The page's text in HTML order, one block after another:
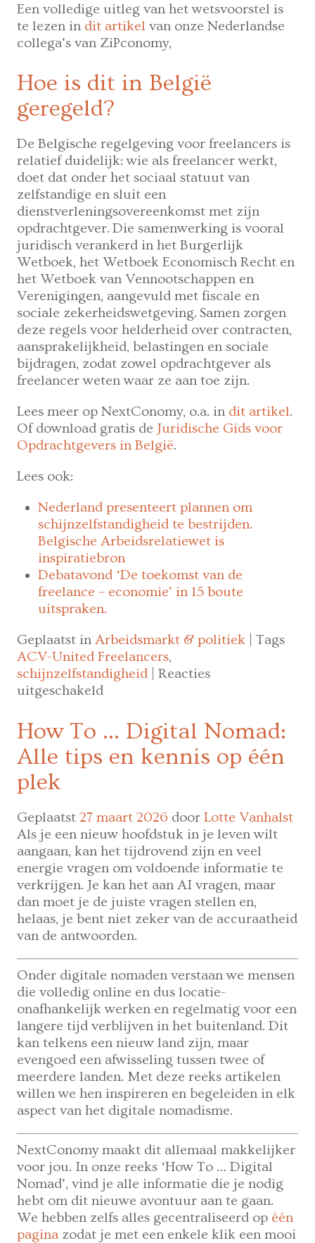
Een volledige uitleg van het wetsvoorstel is
te lezen in dit artikel van onze Nederlandse
collega’s van ZiPconomy,
Hoe is dit in België
geregeld?
De Belgische regelgeving voor freelancers is
relatief duidelijk: wie als freelancer werkt,
doet dat onder het sociaal statuut van
zelfstandige en sluit een
dienstverleningsovereenkomst met zijn
opdrachtgever. Die samenwerking is vooral
juridisch verankerd in het Burgerlijk
Wetboek, het Wetboek Economisch Recht en
het Wetboek van Vennootschappen en
Verenigingen, aangevuld met fiscale en
sociale zekerheidswetgeving. Samen zorgen
deze regels voor helderheid over contracten,
aansprakelijkheid, belastingen en sociale
bijdragen, zodat zowel opdrachtgever als
freelancer weten waar ze aan toe zijn.
Lees meer op NextConomy, o.a. in dit artikel.
Of download gratis de Juridische Gids voor
Opdrachtgevers in België.
Lees ook:
Nederland presenteert plannen om
schijnzelfstandigheid te bestrijden.
Belgische Arbeidsrelatiewet is
inspiratiebron
Debatavond ‘De toekomst van de
freelance – economie’ in 15 boute
uitspraken.
Geplaatst in Arbeidsmarkt & politiek
Tags
ACV-United Freelancers,
schijnzelfstandigheid
Reacties
uitgeschakeld
voert
wettelijke
bescherming
met
laag
uurtarief
How To … Digital Nomad:
Alle tips en kennis op één
plek
Geplaatst 27 maart 2026 door Lotte Vanhalst
Als je een nieuw hoofdstuk in je leven wilt
aangaan, kan het tijdrovend zijn en veel
energie vragen om voldoende informatie te
verkrijgen. Je kan het aan AI vragen, maar
dan moet je de juiste vragen stellen en,
helaas, je bent niet zeker van de accuraatheid
van de antwoorden.
Onder digitale nomaden verstaan we mensen
die volledig online en dus locatie-
onafhankelijk werken en regelmatig voor een
langere tijd verblijven in het buitenland. Dit
kan telkens een nieuw land zijn, maar
evengoed een afwisseling tussen twee of
meerdere landen. Met deze reeks artikelen
willen we hen inspireren en begeleiden in elk
aspect van het digitale nomadisme.
NextConomy maakt dit allemaal makkelijker
voor jou. In onze reeks ‘How To … Digital
Nomad’, vind je alle informatie die je nodig
hebt om dit nieuwe avontuur aan te gaan.
We hebben zelfs alles gecentraliseerd op één
pagina zodat je met een enkele klik een mooi